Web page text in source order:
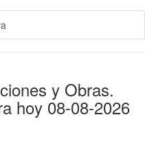
y Obras.
hoy 08-08-2026